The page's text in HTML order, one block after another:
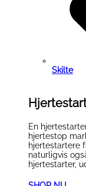
Skilte
En
hjertestop
hjertestartere
naturligvis
hjertestarter,